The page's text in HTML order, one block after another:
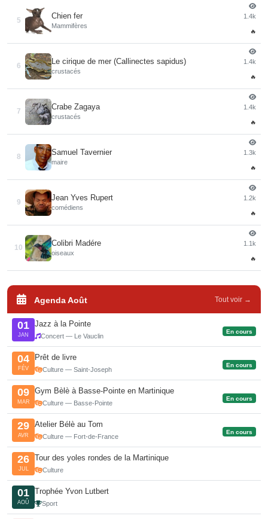
5
Chien fer
Mammifères
1.4k
🔥
6
Le cirique de mer (Callinectes sapidus)
crustacés
1.4k
🔥
7
Crabe Zagaya
crustacés
1.4k
🔥
8
Samuel Tavernier
maire
1.3k
🔥
9
Jean Yves Rupert
comédiens
1.2k
🔥
10
Colibri Madére
oiseaux
1.1k
🔥
Agenda Août Tout voir →
01
JAN
Jazz à la Pointe
Concert — Le Vauclin
En cours
04
FÉV
Prêt de livre
Culture — Saint-Joseph
En cours
09
MAR
Gym Bèlè à Basse-Pointe en Martinique
Culture — Basse-Pointe
En cours
29
AVR
Atelier Bélè au Tom
Culture — Fort-de-France
En cours
26
JUL
Tour des yoles rondes de la Martinique
Culture
01
AOÛ
Trophée Yvon Lutbert
Sport